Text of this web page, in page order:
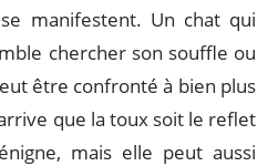
manifestent. Un chat qui
chercher son souffle ou
être confronté à bien plus
que la toux soit le reflet
mais elle peut aussi